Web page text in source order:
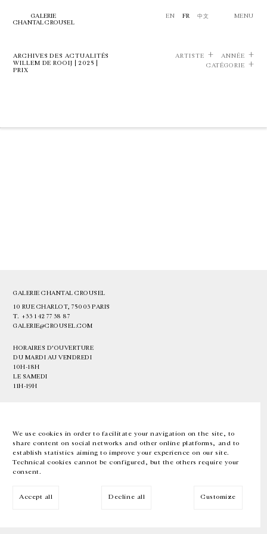
We use cookies in order to facilitate your navigation on the site, to
share content on social networks and other online platforms, and to
establish statistics aiming to improve your experience on our site.
Technical cookies cannot be configured, but the others require your
consent.
Accept all Decline all Customize
GALERIE
CHANTAL CROUSEL
EN FR 中文 MENU
ARCHIVES DES ACTUALITÉS
WILLEM DE ROOIJ | 2025 |
PRIX
ARTISTE
ANNÉE
CATÉGORIE
GALERIE CHANTAL CROUSEL
10 RUE CHARLOT, 75003 PARIS
T. +33 1 42 77 38 87
GALERIE@CROUSEL.COM
HORAIRES D'OUVERTURE
DU MARDI AU VENDREDI
10H-18H
LE SAMEDI
11H-19H
EN FR 中文 Facebook Instagram
Inscrivez-vous à notre newsletter